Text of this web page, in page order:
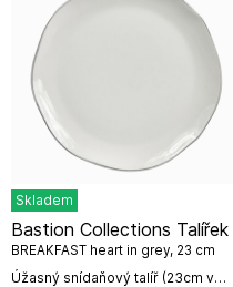
Skladem
Úžasný snídaňový talíř (23cm v
Bastion Collections Talířek
BREAKFAST heart in grey, 23 cm